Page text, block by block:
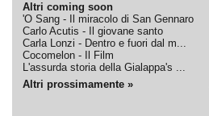
Altri coming soon
'O Sang - Il miracolo di San Gennaro
Carlo Acutis - Il giovane santo
Carla Lonzi - Dentro e fuori dal m...
Cocomelon - Il Film
L'assurda storia della Gialappa's ...
Altri prossimamente »